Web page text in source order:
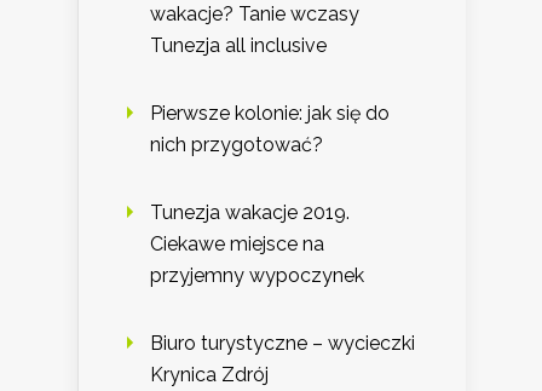
wakacje? Tanie wczasy
Tunezja all inclusive
Pierwsze kolonie: jak się do
nich przygotować?
Tunezja wakacje 2019.
Ciekawe miejsce na
przyjemny wypoczynek
Biuro turystyczne – wycieczki
Krynica Zdrój